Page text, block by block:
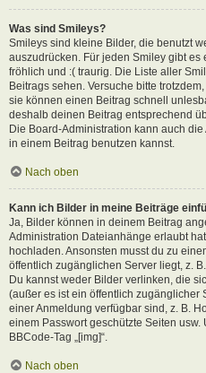
Was sind Smileys?
Smileys sind kleine Bilder, die benutzt
auszudrücken. Für jeden Smiley gibt es
fröhlich und :( traurig. Die Liste aller
Beitrags sehen. Versuche bitte
sie können einen Beitrag schnell
deshalb deinen Beitrag entsprechend
Die Board-Administration kann auch
in einem Beitrag benutzen kannst.
Nach oben
Kann ich Bilder in meine Beiträge
Ja, Bilder können in deinem Beitrag
Administration Dateianhänge erlaubt
hochladen. Ansonsten musst du zu
öffentlich zugänglichen Server liegt, z.
Du kannst weder Bilder verlinken, die
(außer es ist ein öffentlich zugänglicher
einer Anmeldung verfügbar sind, z. B.
einem Passwort geschützte Seiten
BBCode-Tag „[img]“.
Nach oben